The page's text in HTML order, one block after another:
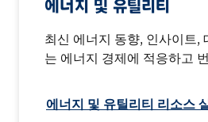
에너지 및 유틸리티
최신 에너지 동향, 인사이트,
는 에너지 경제에 적응하고
에너지 및 유틸리티 리소스